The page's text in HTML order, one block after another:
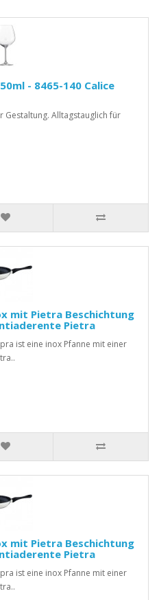
- 8465-140 Calice
Gestaltung. Alltagstauglich für
mit Pietra Beschichtung
Pietra
ist eine inox Pfanne mit einer
mit Pietra Beschichtung
Pietra
ist eine inox Pfanne mit einer